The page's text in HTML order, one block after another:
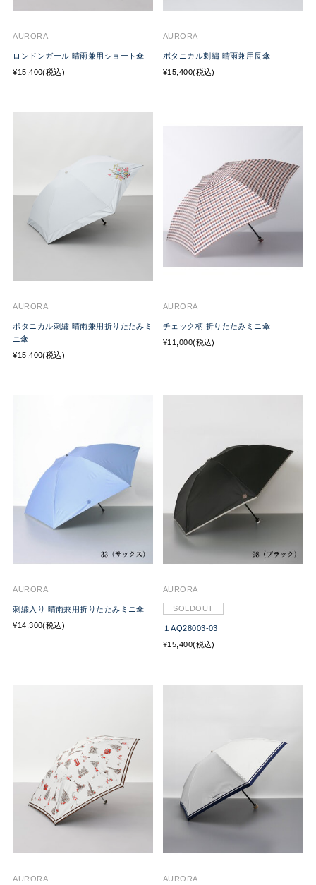
AURORA
ロンドンガール 晴雨兼用ショート傘
¥15,400(税込)
AURORA
ボタニカル刺繡 晴雨兼用長傘
¥15,400(税込)
AURORA
ボタニカル刺繡 晴雨兼用折りたたみミ
ニ傘
¥15,400(税込)
AURORA
チェック柄 折りたたみミニ傘
¥11,000(税込)
AURORA
刺繍入り 晴雨兼用折りたたみミニ傘
¥14,300(税込)
AURORA
SOLDOUT
１AQ28003-03
¥15,400(税込)
AURORA AURORA